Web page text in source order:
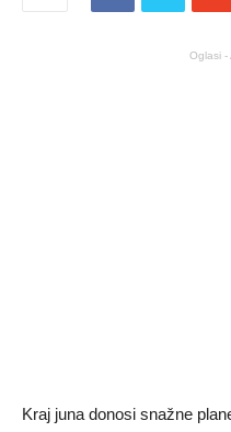
Oglasi -
Kraj juna donosi snažne